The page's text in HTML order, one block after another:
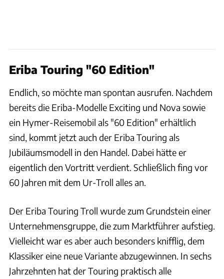
Eriba Touring "60 Edition"
Endlich, so möchte man spontan ausrufen. Nachdem
bereits die Eriba-Modelle Exciting und Nova sowie
ein Hymer-Reisemobil als "60 Edition" erhältlich
sind, kommt jetzt auch der Eriba Touring als
Jubiläumsmodell in den Handel. Dabei hätte er
eigentlich den Vortritt verdient. Schließlich fing vor
60 Jahren mit dem Ur-Troll alles an.
Der Eriba Touring Troll wurde zum Grundstein einer
Unternehmensgruppe, die zum Marktführer aufstieg.
Vielleicht war es aber auch besonders knifflig, dem
Klassiker eine neue Variante abzugewinnen. In sechs
Jahrzehnten hat der Touring praktisch alle